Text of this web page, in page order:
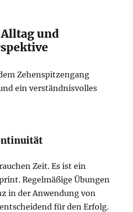
und
Zehenspitzengang
ein verständnisvolles
Zeit. Es ist ein
Regelmäßige Übungen
in der Anwendung von
für den Erfolg.